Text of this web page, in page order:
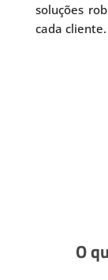
soluções
cada cliente.
O